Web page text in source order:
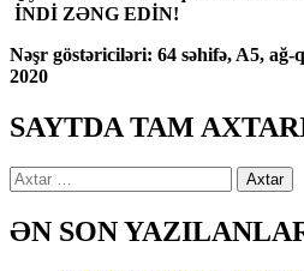
İNDİ ZƏNG EDİN!
Nəşr göstəriciləri: 64 səhifə, A5,
2020
SAYTDA TAM
Axtarış:
ƏN SON